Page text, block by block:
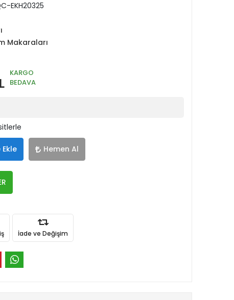
EKH20325
Makaraları
KARGO
BEDAVA
Hemen Al
İade ve Değişim